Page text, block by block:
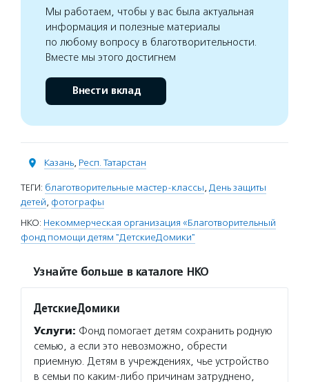
Мы работаем, чтобы у вас была актуальная
информация и полезные материалы
по любому вопросу в благотворительности.
Вместе мы этого достигнем
Внести вклад
Казань, Респ. Татарстан
ТЕГИ: благотворительные мастер-классы, День защиты
детей, фотографы
НКО: Некоммерческая организация «Благотворительный
фонд помощи детям "ДетскиеДомики"
Узнайте больше в каталоге НКО
ДетскиеДомики
Услуги: Фонд помогает детям сохранить родную
семью, а если это невозможно, обрести
приемную. Детям в учреждениях, чье устройство
в семьи по каким-либо причинам затруднено,